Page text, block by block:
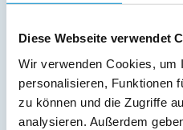
Diese Webseite verwendet
Wir verwenden Cookies, um
personalisieren, Funktionen
zu können und die Zugriffe
analysieren. Außerdem
Sonstiges:
Glasfaseranschluss
gegen Gebühr Babybett und